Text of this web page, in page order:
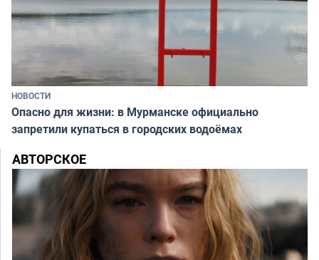
НОВОСТИ
Опасно для жизни: в Мурманске официально
запретили купаться в городских водоёмах
АВТОРСКОЕ